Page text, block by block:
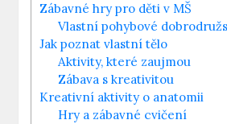
Zábavné hry⁢ pro​ děti⁣ v MŠ
Vlastní pohybové
Jak poznat vlastní‌ tělo
Aktivity, které zaujmou
Zábava⁤ s⁣ kreativitou
Kreativní aktivity o anatomii
Hry a zábavné cvičení